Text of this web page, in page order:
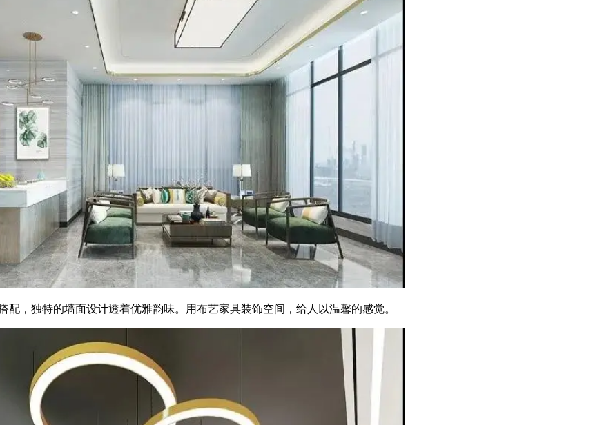
，独特的墙面设计透着优雅韵味。用布艺家具装饰空间，给人以温馨的感觉。